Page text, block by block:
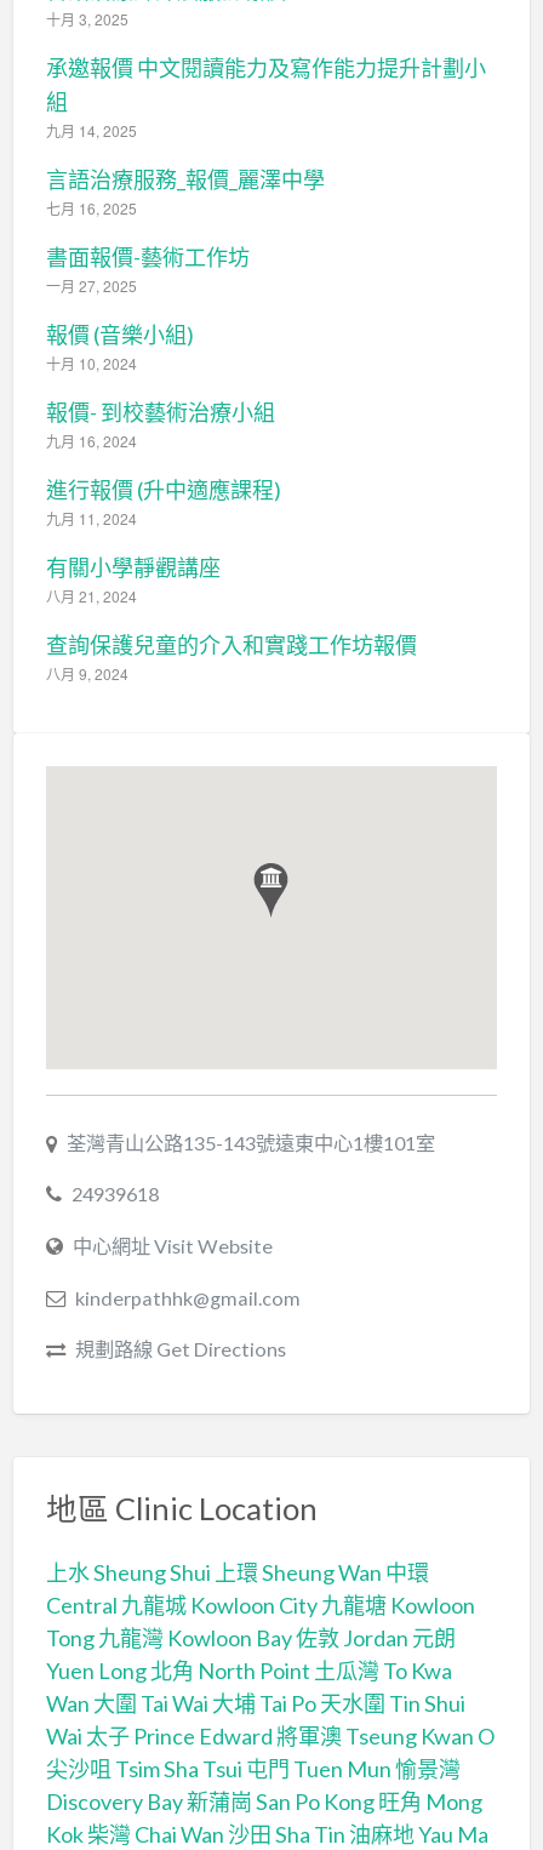
十月 3, 2025
承邀報價 中文閱讀能力及寫作能力提升計劃小
組
九月 14, 2025
言語治療服務_報價_麗澤中學
七月 16, 2025
書面報價-藝術工作坊
一月 27, 2025
報價 (音樂小組)
十月 10, 2024
報價- 到校藝術治療小組
九月 16, 2024
進行報價 (升中適應課程)
九月 11, 2024
有關小學靜觀講座
八月 21, 2024
查詢保護兒童的介入和實踐工作坊報價
八月 9, 2024
荃灣青山公路135-143號遠東中心1樓101室
24939618
中心網址 Visit Website
kinderpathhk@gmail.com
規劃路線 Get Directions
地區 Clinic Location
上水 Sheung Shui 上環 Sheung Wan 中環
Central 九龍城 Kowloon City九龍塘 Kowloon
Tong九龍灣 Kowloon Bay佐敦 Jordan 元朗
Yuen Long北角 North Point 土瓜灣 To Kwa
Wan 大圍 Tai Wai 大埔 Tai Po天水圍 Tin Shui
Wai 太子 Prince Edward將軍澳 Tseung Kwan O
尖沙咀 Tsim Sha Tsui 屯門 Tuen Mun愉景灣
Discovery Bay新蒲崗 San Po Kong旺角 Mong
Kok柴灣 Chai Wan沙田 Sha Tin 油麻地 Yau Ma